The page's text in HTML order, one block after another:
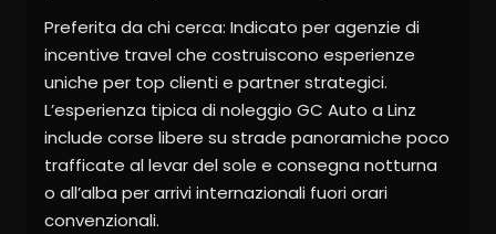
Preferita da chi cerca: Indicato per agenzie di
incentive travel che costruiscono esperienze
uniche per top clienti e partner strategici.
L’esperienza tipica di noleggio GC Auto a Linz
include corse libere su strade panoramiche poco
trafficate al levar del sole e consegna notturna
o all’alba per arrivi internazionali fuori orari
convenzionali.